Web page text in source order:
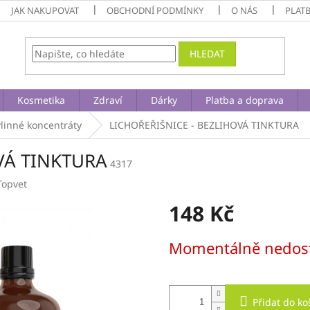
JAK NAKUPOVAT OBCHODNÍ PODMÍNKY O NÁS
HLEDAT
Kosmetika Zdraví Dárky Platba a doprava
koncentráty LICHOŘEŘIŠNICE - BEZLIHOVÁ TINKTURA
TINKTURA 4317
148 Kč
cena:
Momentálně
Přidat do